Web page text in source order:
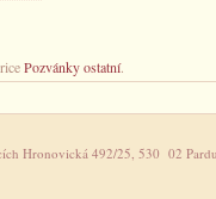
Pozvánky ostatní.
Hronovická 492/25, 530 02